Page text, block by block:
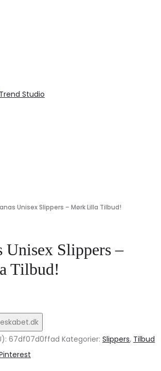
Unisex Slippers – Mørk Lilla Tilbud!
Unisex Slippers –
Tilbud!
67df07d0ffad Kategorier: Slippers, Tilbud